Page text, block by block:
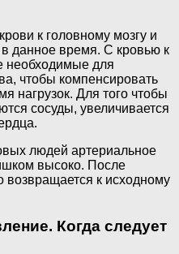
к головному мозгу и
данное время. С кровью к
необходимые для
чтобы компенсировать
нагрузок. Для того чтобы
сосуды, увеличивается
людей артериальное
высоко. После
возвращается к исходному
Когда следует